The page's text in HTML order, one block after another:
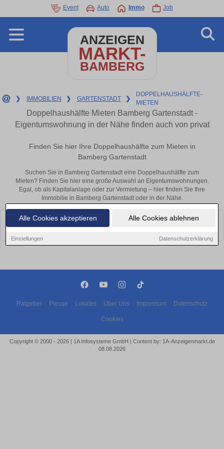
Alle Cookies akzeptieren Alle Cookies ablehnen
Einstellungen Datenschutzerklärung
Event Auto Immo Job
ANZEIGEN
MARKT-
BAMBERG
❯ IMMOBILIEN ❯ GARTENSTADT ❯
DOPPELHAUSHÄLFTE-
MIETEN
Doppelhaushälfte Mieten Bamberg Gartenstadt -
Eigentumswohnung in der Nähe finden auch von privat
Finden Sie hier Ihre Doppelhaushälfte zum Mieten in
Bamberg Gartenstadt
Suchen Sie in Bamberg Gartenstadt eine Doppelhaushälfte zum
Mieten? Finden Sie hier eine große Auswahl an Eigentumswohnungen.
Egal, ob als Kapitalanlage oder zur Vermietung – hier finden Sie Ihre
Immobilie in Bamberg Gartenstadt oder in der Nähe.
Leider konnten wir derzeit keine passenden Objekte finden. Schauen Sie
Ratgeber Presse Lokales Über Uns Impressum Datenschutz
Cookies
Copyright © 2000 - 2026 | 1A Infosysteme GmbH | Content by: 1A-Anzeigenmarkt.de
08.08.2026